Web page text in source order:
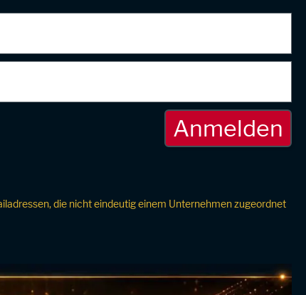
die nicht eindeutig einem Unternehmen zugeordnet